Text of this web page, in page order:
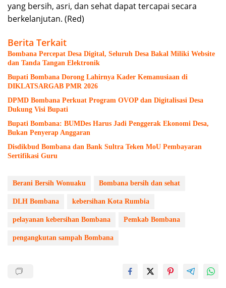
yang bersih, asri, dan sehat dapat tercapai secara
berkelanjutan. (Red)
Berita Terkait
Bombana Percepat Desa Digital, Seluruh Desa Bakal Miliki Website
dan Tanda Tangan Elektronik
Bupati Bombana Dorong Lahirnya Kader Kemanusiaan di
DIKLATSARGAB PMR 2026
DPMD Bombana Perkuat Program OVOP dan Digitalisasi Desa
Dukung Visi Bupati
Bupati Bombana: BUMDes Harus Jadi Penggerak Ekonomi Desa,
Bukan Penyerap Anggaran
Disdikbud Bombana dan Bank Sultra Teken MoU Pembayaran
Sertifikasi Guru
Berani Bersih Wonuaku Bombana bersih dan sehat
DLH Bombana kebersihan Kota Rumbia
pelayanan kebersihan Bombana Pemkab Bombana
pengangkutan sampah Bombana